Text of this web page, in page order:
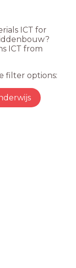
ICT for
ICT from
filter options: